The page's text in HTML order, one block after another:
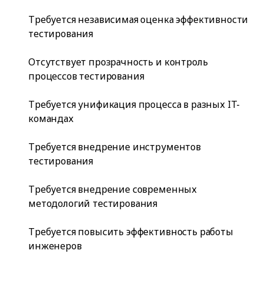
Требуется независимая оценка эффективности
тестирования
Отсутствует прозрачность и контроль
процессов тестирования
Требуется унификация процесса в разных IT-
командах
Требуется внедрение инструментов
тестирования
Требуется внедрение современных
методологий тестирования
Требуется повысить эффективность работы
инженеров